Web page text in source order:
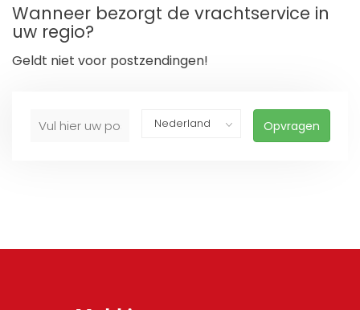
Wanneer bezorgt de vrachtservice in
uw regio?
Geldt niet voor postzendingen!
Opvragen